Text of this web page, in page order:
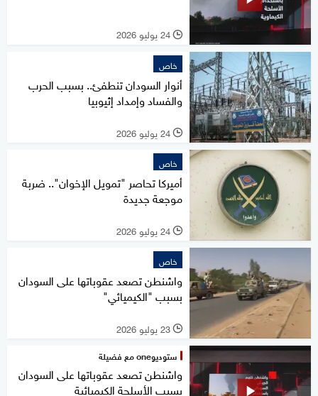
l 24 يوليو 2026
خاص
أنوار السودان تنطفئ.. بسبب الحرب
والفساد وإمداد إثيوبيا
l 24 يوليو 2026
خاص
أميركا تحاصر "تمويل الإخوان".. ضربة
موجعة جديدة
l 24 يوليو 2026
خاص
واشنطن تصعد عقوباتها على السودان
بسبب "الكيميائي"
l 23 يوليو 2026
ستوديوone مع فضيلة
واشنطن تصعد عقوباتها على السودان
بسبب الأسلحة الكيميائية